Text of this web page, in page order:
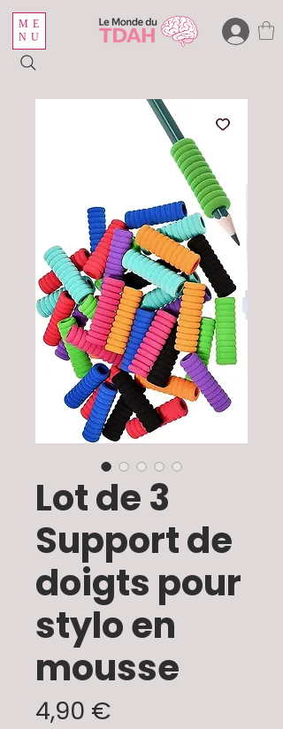
ME
NU
Lot de 3
Support de
doigts pour
stylo en
mousse
4,90 €